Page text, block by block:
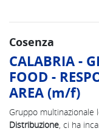
Cosenza
CALABRIA -
FOOD -
AREA (m/f)
Gruppo
Distribuzione, ci ha